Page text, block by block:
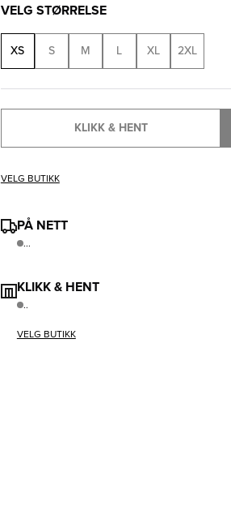
VELG STØRRELSE
XS S M L XL 2XL
KLIKK & HENT
VELG BUTIKK
PÅ NETT
...
KLIKK & HENT
..
VELG BUTIKK